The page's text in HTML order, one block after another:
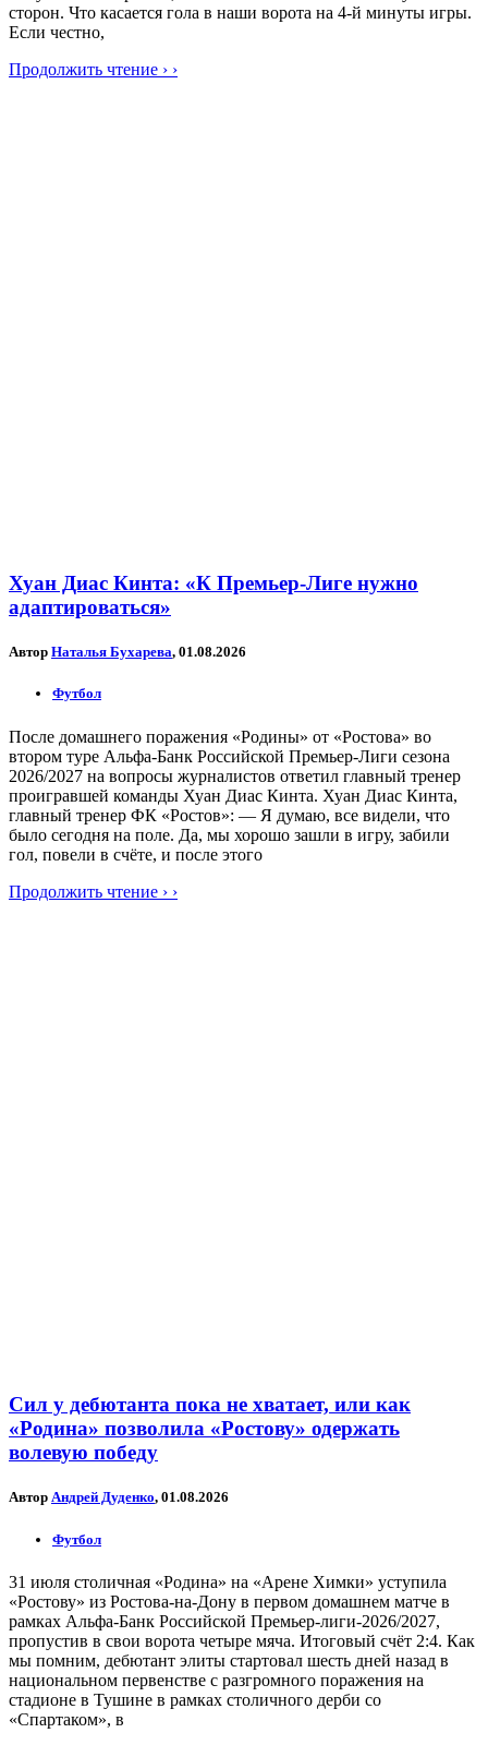
сторон. Что касается гола в наши ворота на 4-й минуты игры.
Если честно,
Продолжить чтение › ›
Хуан Диас Кинта: «К Премьер-Лиге нужно
адаптироваться»
Автор Наталья Бухарева, 01.08.2026
Футбол
После домашнего поражения «Родины» от «Ростова» во
втором туре Альфа-Банк Российской Премьер-Лиги сезона
2026/2027 на вопросы журналистов ответил главный тренер
проигравшей команды Хуан Диас Кинта. Хуан Диас Кинта,
главный тренер ФК «Ростов»: — Я думаю, все видели, что
было сегодня на поле. Да, мы хорошо зашли в игру, забили
гол, повели в счёте, и после этого
Продолжить чтение › ›
Сил у дебютанта пока не хватает, или как
«Родина» позволила «Ростову» одержать
волевую победу
Автор Андрей Дуденко, 01.08.2026
Футбол
31 июля столичная «Родина» на «Арене Химки» уступила
«Ростову» из Ростова-на-Дону в первом домашнем матче в
рамках Альфа-Банк Российской Премьер-лиги-2026/2027,
пропустив в свои ворота четыре мяча. Итоговый счёт 2:4. Как
мы помним, дебютант элиты стартовал шесть дней назад в
национальном первенстве с разгромного поражения на
стадионе в Тушине в рамках столичного дерби со
«Спартаком», в